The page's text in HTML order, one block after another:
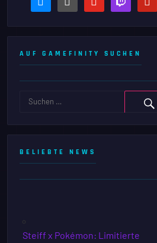
square
AUF GAMEFINITY SUCHEN
BELIEBTE NEWS
Steiff x Pokémon: Limitierte